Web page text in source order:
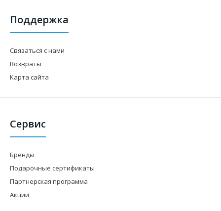
Поддержка
Связаться с нами
Возвраты
Карта сайта
Сервис
Бренды
Подарочные сертификаты
Партнерская программа
Акции